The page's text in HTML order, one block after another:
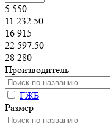
5 550
11 232.50
16 915
22 597.50
28 280
Производитель
ГЖБ
Размер